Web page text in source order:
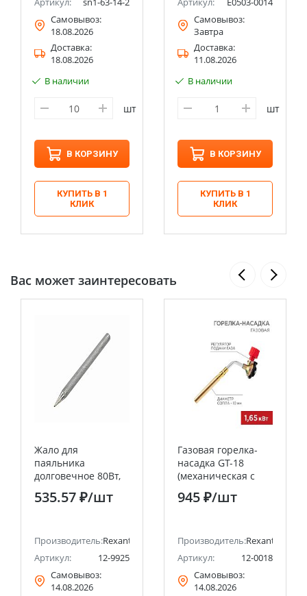
Самовывоз:
18.08.2026
Доставка:
18.08.2026
В наличии
шт
В КОРЗИНУ
КУПИТЬ В 1
КЛИК
Самовывоз:
Завтра
Доставка:
11.08.2026
В наличии
шт
В КОРЗИНУ
КУПИТЬ В 1
КЛИК
Вас может заинтересовать
Жало для
паяльника
долговечное 80Вт,
Ø6,8мм, тип конус,
блистер REXANT
535.57 ₽/шт
Производитель:Rexant
Артикул:
12-9925
Самовывоз:
14.08.2026
Газовая горелка-
насадка GT-18
(механическая с
регулятором)
паяльного типа
945 ₽/шт
Производитель:Rexant
Артикул:
12-0018
Самовывоз:
14.08.2026